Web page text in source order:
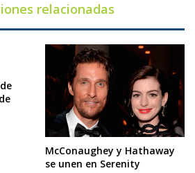
relacionadas
McConaughey y Hathaway
se unen en Serenity